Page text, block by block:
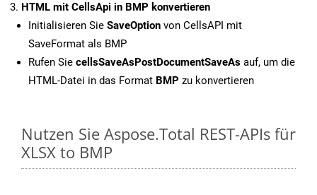
HTML mit CellsApi in BMP konvertieren
Initialisieren Sie SaveOption von CellsAPI mit
SaveFormat als BMP
Rufen Sie cellsSaveAsPostDocumentSaveAs auf, um die
HTML-Datei in das Format BMP zu konvertieren
Nutzen Sie Aspose.Total REST-APIs für
XLSX to BMP